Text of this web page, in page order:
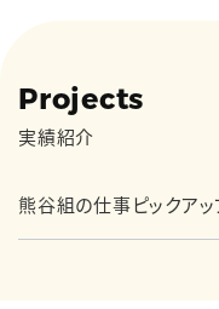
Projects
実績紹介
熊谷組の仕事ピックアッ